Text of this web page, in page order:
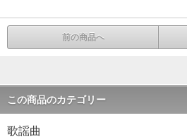
前の商品へ
この商品のカテゴリー
歌謡曲